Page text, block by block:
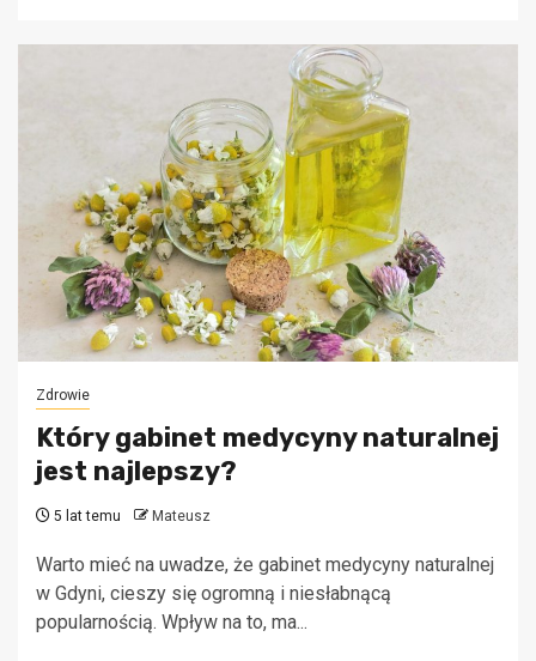
Zdrowie
Który gabinet medycyny naturalnej
jest najlepszy?
5 lat temu Mateusz
Warto mieć na uwadze, że gabinet medycyny naturalnej
w Gdyni, cieszy się ogromną i niesłabnącą
popularnością. Wpływ na to, ma...